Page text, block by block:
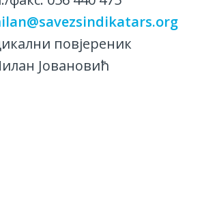
повјереник
Јовановић